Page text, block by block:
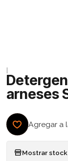
|
arneses
Agregar a
Mostrar